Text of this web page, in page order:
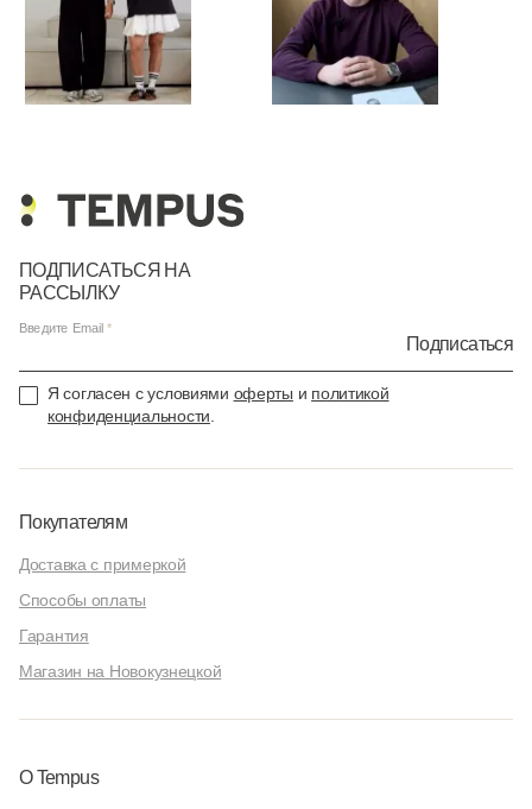
ПОДПИСАТЬСЯ НА
РАССЫЛКУ
Введите Email
Подписаться
Я согласен с условиями оферты и политикой
конфиденциальности
Покупателям
Доставка с примеркой
Способы оплаты
Гарантия
Магазин на Новокузнецкой
О Tempus